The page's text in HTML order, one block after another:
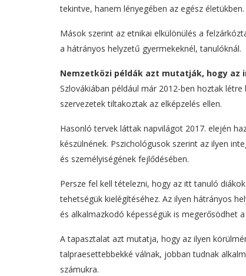
tekintve, hanem lényegében az egész életükben.
Mások szerint az etnikai elkülönülés a
a hátrányos helyzetű gyermekeknél, tanulóknál.
Nemzetközi példák azt mutatják, hogy
Szlovákiában például már 2012-ben hoztak
szervezetek tiltakoztak az elképzelés ellen.
Hasonló tervek láttak napvilágot 2017. elején
készülnének. Pszichológusok szerint az ilyen
és személyiségének fejlődésében.
Persze fel kell tételezni, hogy az itt tanuló
tehetségük kielégítéséhez. Az ilyen hátrányos
és alkalmazkodó képességük is megerősödhet
A tapasztalat azt mutatja, hogy az ilyen
talpraesettebbekké válnak, jobban tudnak
számukra.